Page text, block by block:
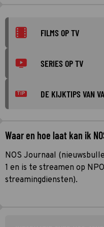
FILMS OP TV
SERIES OP TV
TIP DE KIJKTIPS VAN
Waar en hoe laat kan ik
NOS Journaal
1 en is te streamen op
streamingdiensten).